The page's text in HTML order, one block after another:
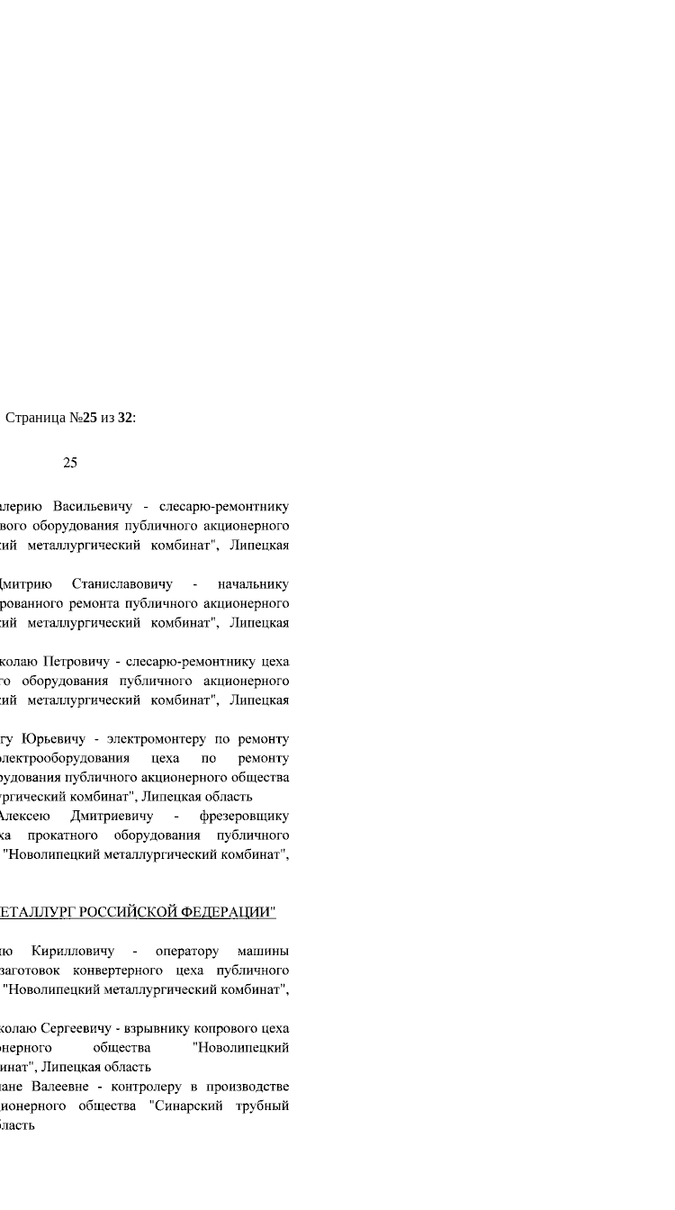
Страница №25из 32: